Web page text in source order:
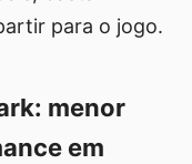
para o jogo.
menor
em